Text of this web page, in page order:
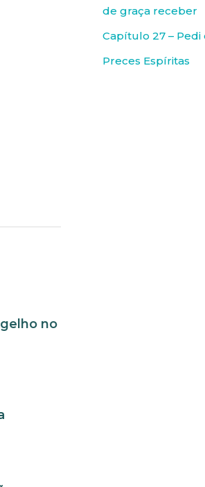
no
de graça receber
Capítulo 27 – Pedi
Preces Espíritas